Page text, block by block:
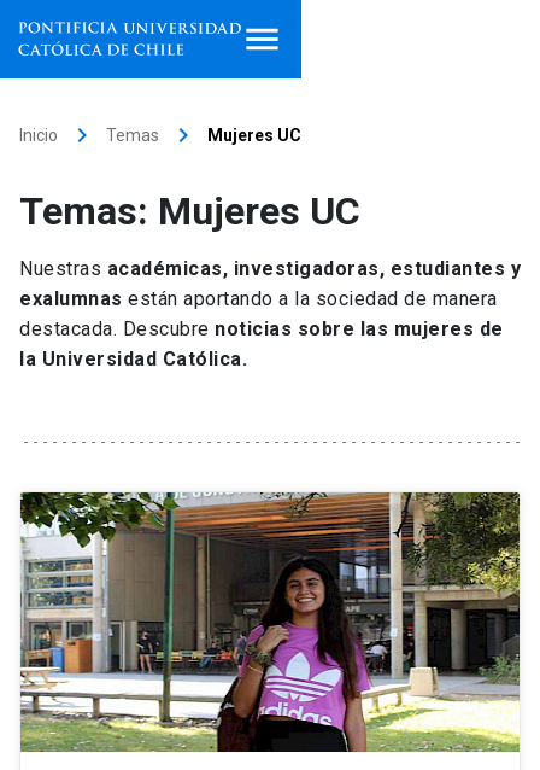
Facultades, escuelas e
institutos
Investigación
Extensión
Vinculación
Universidad
Información para keyboard_arrow_down
Futuros estudiantes
Estudiantes
Go to english site launch
ACCESOS DIRECTOS
Inicio keyboard_arrow_right Temas keyboard_arrow_right Mujeres UC
Temas: Mujeres UC
Nuestras académicas, investigadoras, estudiantes y
exalumnas están aportando a la sociedad de manera
destacada. Descubre noticias sobre las mujeres de
la Universidad Católica.